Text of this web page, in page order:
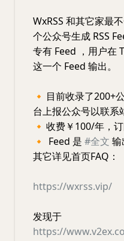
WxRSS 和其它家最
个公众号生成 RSS
专有 Feed ，用户在
这一个 Feed 输出。
🔸 目前收录了200+
台上报公众号以联系
🔸 收费￥100/年，订
🔸
Feed 是 #全文 输
其它详见首页FAQ：
https://wxrss.vip/
发现于
https://